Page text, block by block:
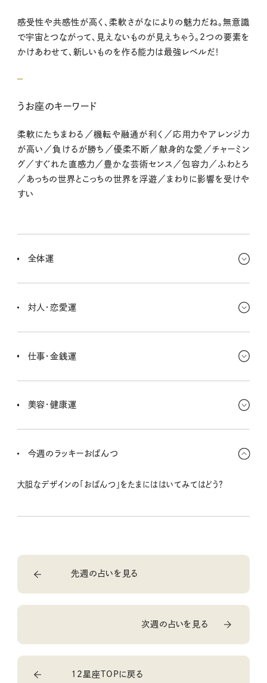
感受性や共感性が高く、柔軟さがなによりの魅力だね。無意識
で宇宙とつながって、見えないものが見えちゃう。2つの要素を
かけあわせて、新しいものを作る能力は最強レベルだ！
うお座のキーワード
柔軟にたちまわる／機転や融通が利く／応用力やアレンジ力
が高い／負けるが勝ち／優柔不断／献身的な愛／チャーミン
グ／すぐれた直感力／豊かな芸術センス／包容力／ふわとろ
／あっちの世界とこっちの世界を浮遊／まわりに影響を受けや
すい
全体運
り、キミのハートに火をつけてくるものがあるんだと思う。今がまさ
対人・恋愛運
も上手に距離を縮められるようになるんだ。誤解があった人との仲
仕事・金銭運
そう！ ラッキーな時期が続いてるよ〜。ただしうっかりミスには注意。
美容・健康運
を広げていくことが、キミのきれいの新しい側面も掘り起こしていく
今週のラッキーおぱんつ
大胆なデザインの「おぱんつ」をたまにははいてみてはどう？
先週の占いを見る
次週の占いを見る
12星座TOPに戻る